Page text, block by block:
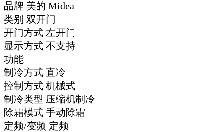
品牌 美的 Midea
类别 双开门
开门方式 左开门
显示方式 不支持
功能
制冷方式 直冷
控制方式 机械式
制冷类型 压缩机制冷
除霜模式 手动除霜
定频/变频 定频